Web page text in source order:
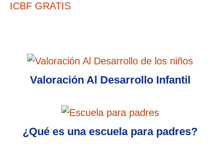
ICBF GRATIS
Valoración Al Desarrollo Infantil
¿Qué es una escuela para padres?